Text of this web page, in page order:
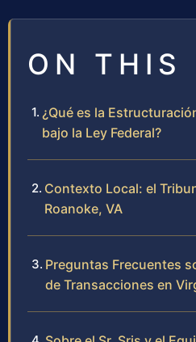
ON THIS
¿Qué es la
bajo la Ley Federal?
Contexto Local: el
Roanoke, VA
Preguntas Frecuentes
de Transacciones en